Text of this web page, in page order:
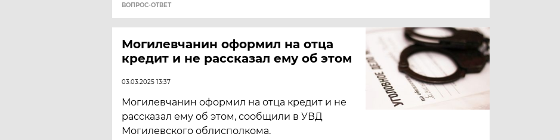
ВОПРОС-ОТВЕТ
Могилевчанин оформил на отца
кредит и не рассказал ему об этом
03.03.2025 13:37
Могилевчанин оформил на отца кредит и не
рассказал ему об этом, сообщили в УВД
Могилевского облисполкома.